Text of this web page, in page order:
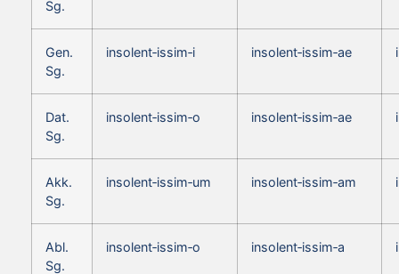
Sg.
Gen.
Sg.
insolent‑issim‑i insolent‑issim‑ae
Dat.
Sg.
insolent‑issim‑o insolent‑issim‑ae
Akk.
Sg.
insolent‑issim‑um insolent‑issim‑am
Abl.
Sg.
insolent‑issim‑o insolent‑issim‑a